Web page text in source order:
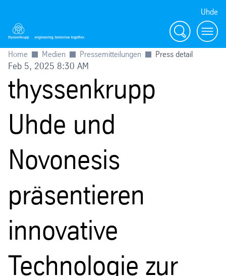
Uhde
Suche
Menu
Home Medien Pressemitteilungen Press detail
Feb 5, 2025 8:30 AM
thyssenkrupp
Uhde und
Novonesis
präsentieren
innovative
Technologie zur